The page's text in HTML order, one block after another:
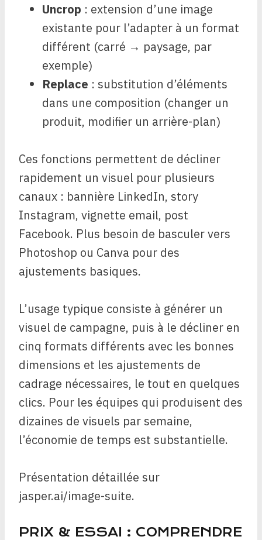
Uncrop : extension d’une image
existante pour l’adapter à un format
différent (carré → paysage, par
exemple)
Replace : substitution d’éléments
dans une composition (changer un
produit, modifier un arrière-plan)
Ces fonctions permettent de décliner
rapidement un visuel pour plusieurs
canaux : bannière LinkedIn, story
Instagram, vignette email, post
Facebook. Plus besoin de basculer vers
Photoshop ou Canva pour des
ajustements basiques.
L’usage typique consiste à générer un
visuel de campagne, puis à le décliner en
cinq formats différents avec les bonnes
dimensions et les ajustements de
cadrage nécessaires, le tout en quelques
clics. Pour les équipes qui produisent des
dizaines de visuels par semaine,
l’économie de temps est substantielle.
Présentation détaillée sur
jasper.ai/image-suite.
PRIX & ESSAI : COMPRENDRE